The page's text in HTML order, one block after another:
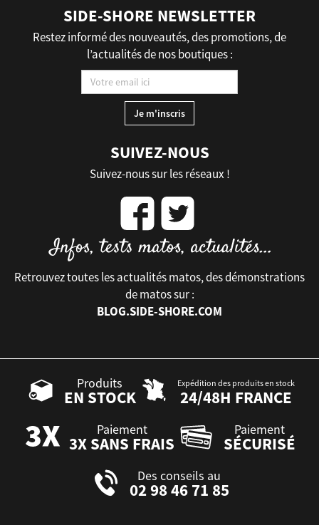
SIDE-SHORE NEWSLETTER
Restez informé des nouveautés, des promotions, de
l’actualités de nos boutiques :
SUIVEZ-NOUS
Suivez-nous sur les réseaux !
Retrouvez toutes les actualités matos, des démonstrations
de matos sur :
BLOG.SIDE-SHORE.COM
Produits
EN STOCK
Expédition des produits en stock
24/48H FRANCE
Paiement
3X SANS FRAIS
Paiement
SÉCURISÉ
Des conseils au
02 98 46 71 85